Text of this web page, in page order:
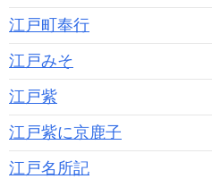
江戸町奉行
江戸みそ
江戸紫
江戸紫に京鹿子
江戸名所記